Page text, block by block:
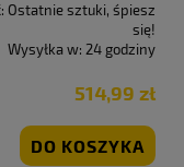
Ostatnie sztuki, śpiesz
się!
Wysyłka w: 24 godziny
514,99 zł
DO KOSZYKA